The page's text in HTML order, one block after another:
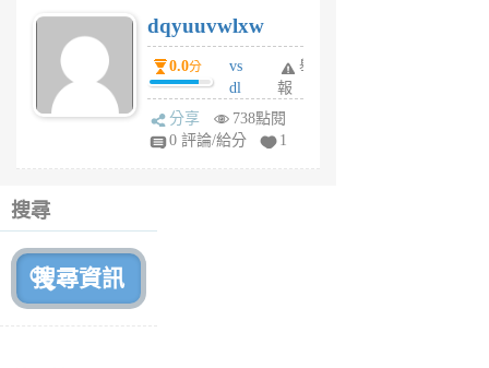
6
個
月
前
dqyuuvwlxw
0.0分
vs
dl
sq
fy
舉
報
分享
738點閱
0 評論/給分
1
搜尋